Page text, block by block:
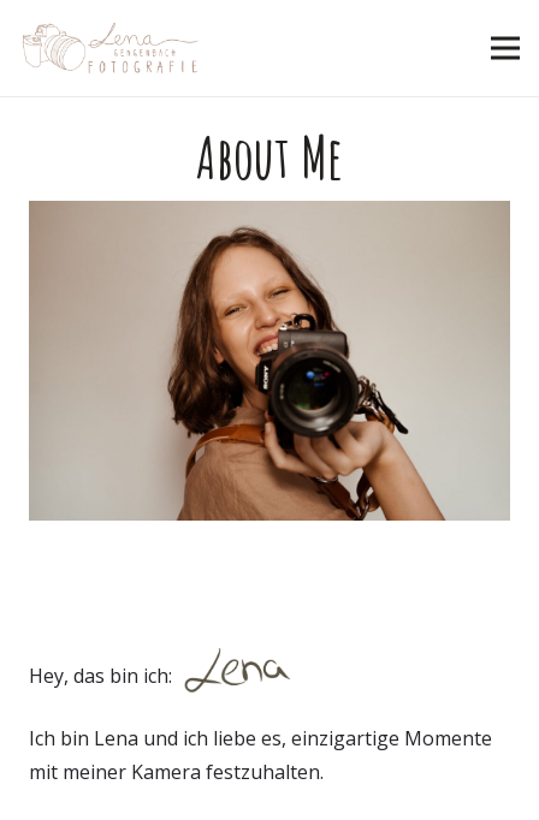
About Me
Hey, das bin ich:
Ich bin Lena und ich liebe es, einzigartige Momente
mit meiner Kamera festzuhalten.